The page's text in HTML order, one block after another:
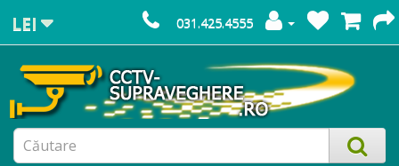
LEI 031.425.4555